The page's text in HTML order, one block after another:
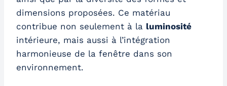
dimensions proposées. Ce matériau
contribue non seulement à la luminosité
intérieure, mais aussi à l’intégration
harmonieuse de la fenêtre dans son
environnement.